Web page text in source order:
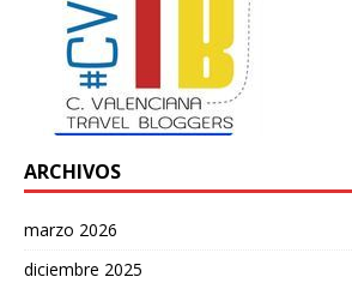
ARCHIVOS
marzo 2026
diciembre 2025